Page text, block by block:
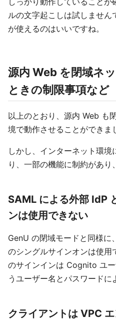
ルの文字起こしは試しません
が使えるのはいいですね。
源内 Web を閉域ネ
ときの制限事項など
以上のとおり、源内 Web も
境で動作させることができま
しかし、インターネット環
り、一部の機能に制約があり
SAML による外部 IdP
ンは使用できない
GenU の閉域モードと同様に
のシングルサインオンは使
のサインインは Cognito ユ
うユーザー名とパスワードに
クライアントは VPC